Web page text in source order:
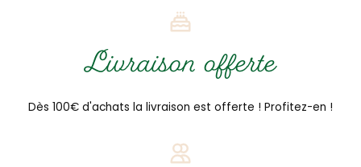
Livraison offerte
Dès 100€ d'achats la livraison est offerte ! Profitez-en !